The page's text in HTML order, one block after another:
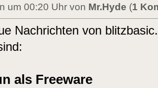
um 00:20 Uhr von Mr.Hyde (1
Nachrichten von
als Freeware